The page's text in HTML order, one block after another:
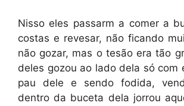
Nisso eles passarm a comer a
costas e revesar, não ficando
não gozar, mas o tesão era tão
deles gozou ao lado dela só com
pau dele e sendo fodida,
dentro da buceta dela jorrou